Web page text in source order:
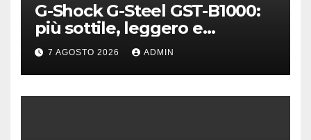
G-Shock G-Steel GST-B1000:
più sottile, leggero e
connesso
7 AGOSTO 2026 ADMIN